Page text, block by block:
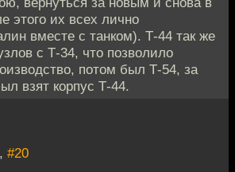
этого их всех лично
вместе с танком). Т-44 так же
с Т-34, что позволило
потом был Т-54, за
взят корпус Т-44.
#20